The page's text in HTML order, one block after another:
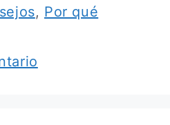
, Por qué